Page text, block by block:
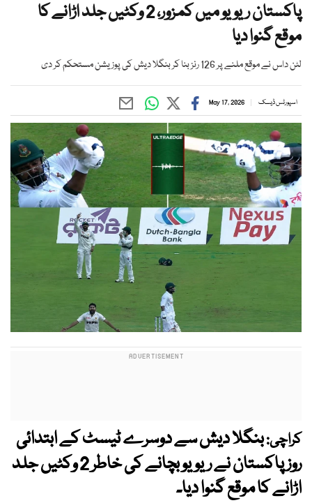
پاکستان ریویو میں کمزور، 2 وکٹیں جلد اڑانے کا
موقع گنوا دیا
لٹن داس نے موقع ملنے پر 126 رنز بنا کر بنگلا دیش کی پوزیشن مستحکم کر دی
اسپورٹس ڈیسک May 17, 2026
کراچی:بنگلا دیش سے دوسرے ٹیسٹ کے ابتدائی
روز پاکستان نے ریویو بچانے کی خاطر 2 وکٹیں جلد
اڑانے کا موقع گنوا دیا۔